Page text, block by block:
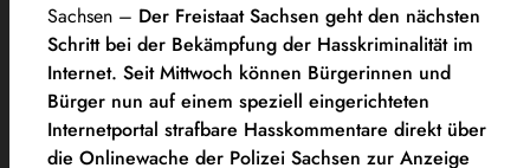
Sachsen – Der Freistaat Sachsen geht den nächsten
Schritt bei der Bekämpfung der Hasskriminalität im
Internet. Seit Mittwoch können Bürgerinnen und
Bürger nun auf einem speziell eingerichteten
Internetportal strafbare Hasskommentare direkt über
die Onlinewache der Polizei Sachsen zur Anzeige